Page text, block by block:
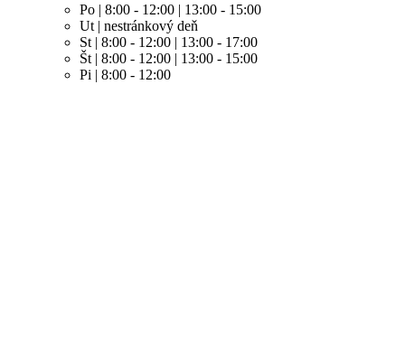
Po | 8:00 - 12:00 | 13:00 - 15:00
Ut | nestránkový deň
St | 8:00 - 12:00 | 13:00 - 17:00
Št | 8:00 - 12:00 | 13:00 - 15:00
Pi | 8:00 - 12:00